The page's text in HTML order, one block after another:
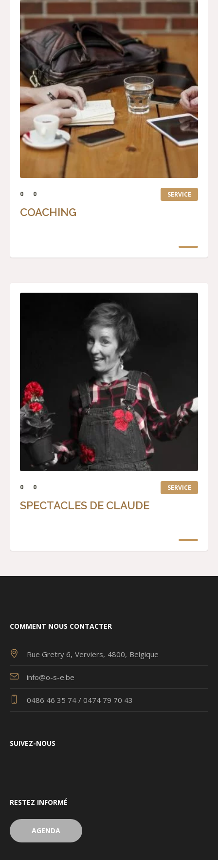
SERVICE
0 0
COACHING
SERVICE
0 0
SPECTACLES DE CLAUDE
COMMENT NOUS CONTACTER
Rue Gretry 6 Verviers 4800 Belgique
info@o-s-e.be
0486 46 35 74 / 0474 79 70 43
SUIVEZ-NOUS
RESTEZ INFORMÉ
AGENDA